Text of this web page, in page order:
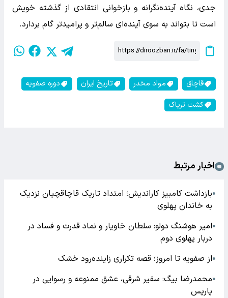
جدی، نگاه آینده‌نگرانه و بازخوانی انتقادی از گذشته خویش
است تا بتواند به سوی آینده‌ای سالم‌تر و پرامیدتر گام بردارد.
قاچاق مواد مخدر تاریخ ایران
دوره صفویه
کشت تریاک
اخبار مرتبط
●بازداشت کامبیز کاراندیش؛ امتداد تاریک قاچاقچیان نزدیک
به خاندان پهلوی
●امیر هوشنگ دولو: سلطان خاویار و نماد قدرت و فساد در
دربار پهلوی دوم
●از صفویه تا امروز؛ قصه تکراری زاینده‌رود خشک
●محمدرضا بیگ: سفیر شرقی، عشق ممنوعه و رسوایی در
پاریس